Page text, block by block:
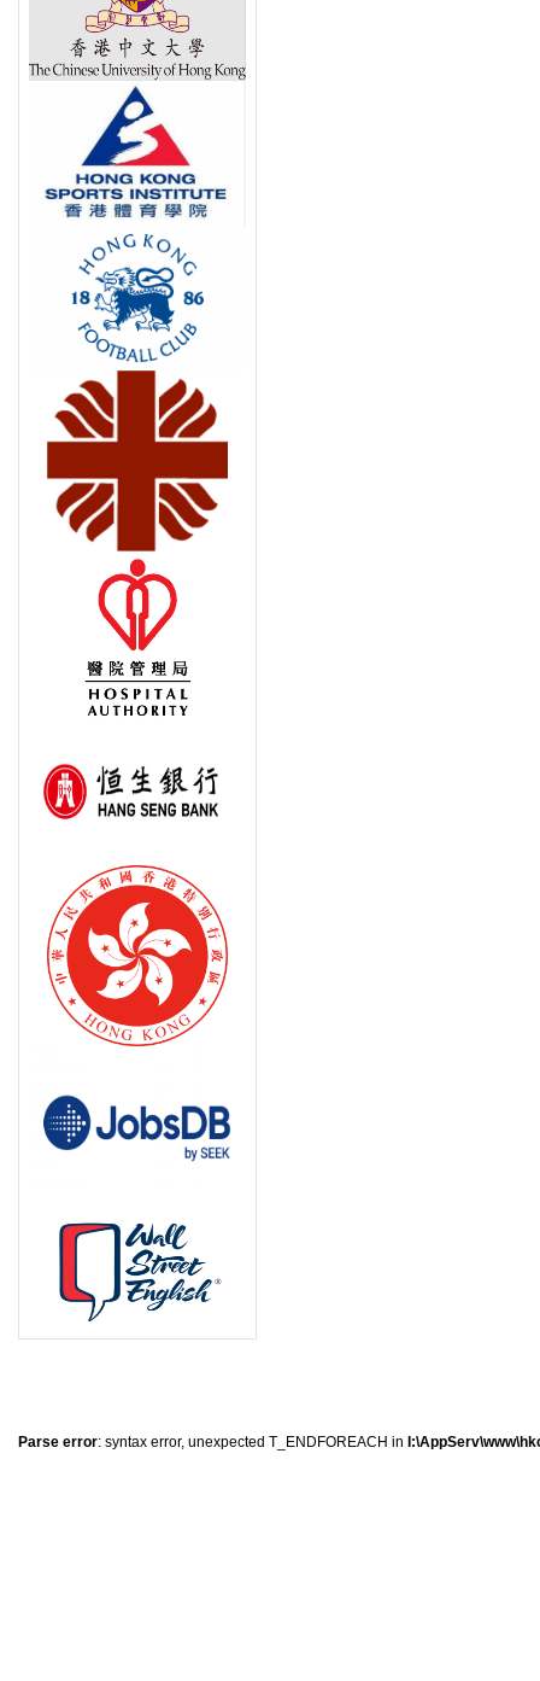
Parse error: syntax error, unexpected T_ENDFOREACH in